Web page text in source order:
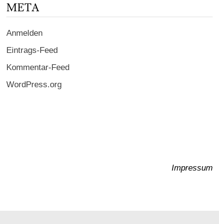
META
Anmelden
Eintrags-Feed
Kommentar-Feed
WordPress.org
Impressum